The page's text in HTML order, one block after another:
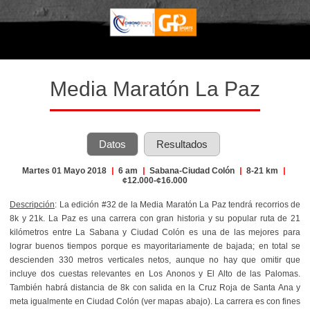
Media Maratón La Paz
Datos Resultados
Martes 01 Mayo 2018 | 6 am | Sabana-Ciudad Colón | 8-21 km
|
¢12.000-¢16.000
Descripción: La edición #32 de la Media Maratón La Paz tendrá recorrios de
8k y 21k. La Paz es una carrera con gran historia y su popular ruta de 21
kilómetros entre La Sabana y Ciudad Colón es una de las mejores para
lograr buenos tiempos porque es mayoritariamente de bajada; en total se
descienden 330 metros verticales netos, aunque no hay que omitir que
incluye dos cuestas relevantes en Los Anonos y El Alto de las Palomas.
También habrá distancia de 8k con salida en la Cruz Roja de Santa Ana y
meta igualmente en Ciudad Colón (ver mapas abajo). La carrera es con fines